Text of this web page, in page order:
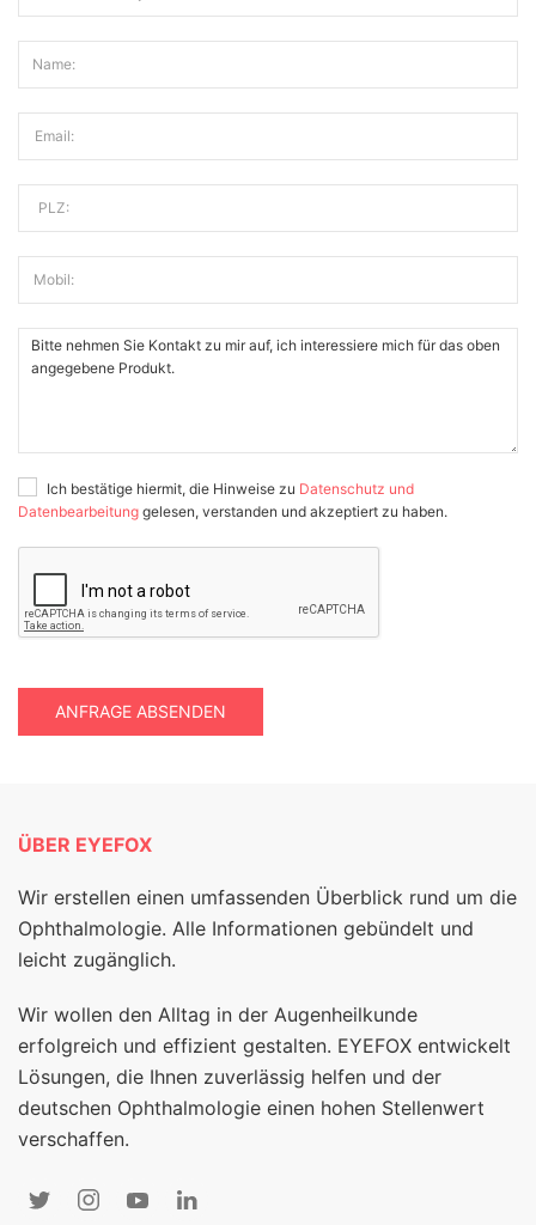
Name:
Email:
PLZ:
Mobil:
Ich bestätige hiermit, die Hinweise zu Datenschutz und
Datenbearbeitung gelesen, verstanden und akzeptiert zu haben.
ANFRAGE ABSENDEN
ÜBER EYEFOX
Wir erstellen einen umfassenden Überblick rund um die
Ophthalmologie. Alle Informationen gebündelt und
leicht zugänglich.
Wir wollen den Alltag in der Augenheilkunde
erfolgreich und effizient gestalten. EYEFOX entwickelt
Lösungen, die Ihnen zuverlässig helfen und der
deutschen Ophthalmologie einen hohen Stellenwert
verschaffen.